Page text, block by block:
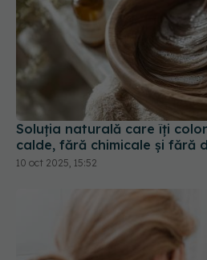
Soluția naturală care îți
calde, fără chimicale și fără
10 oct 2025, 15:52